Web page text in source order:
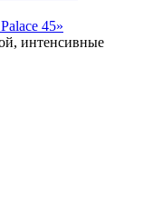
45»
интенсивные